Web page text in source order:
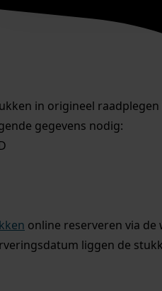
in origineel
gegevens nodig:
online reserveren via de
liggen de